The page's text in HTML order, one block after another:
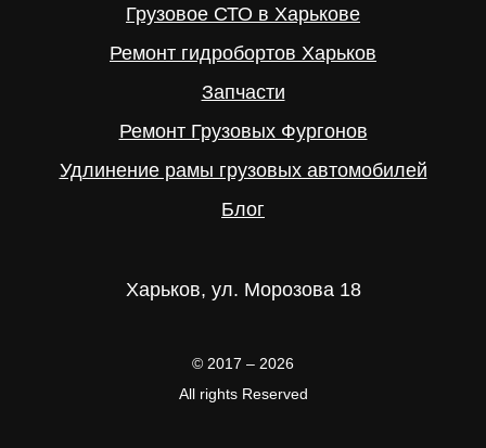
Грузовое СТО в Харькове
Ремонт гидробортов Харьков
Запчасти
Ремонт Грузовых Фургонов
Удлинение рамы грузовых автомобилей
Блог
Харьков, ул. Морозова 18
© 2017 – 2026
All rights Reserved